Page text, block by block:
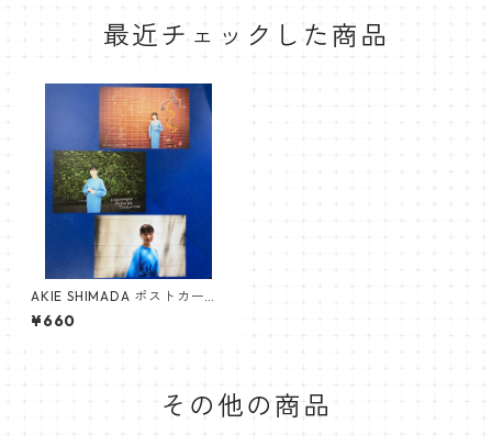
最近チェックした商品
AKIE SHIMADA ポストカード
3枚入り（Aセット）
¥660
その他の商品